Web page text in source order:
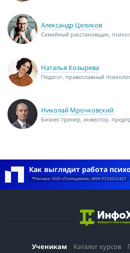
Александр Целиков
Семейный расстановщик,
Наталья Козырева
Педагог, православный
Николай Мрочковский
Бизнес-тренер, инвестор,
Как выглядит работа
*Реклама. ООО «Психодемия». ИНН 9723032427
Ученикам Каталог курсов